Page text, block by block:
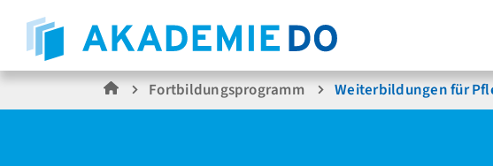
Fortbildungsprogramm Weiterbildungen für